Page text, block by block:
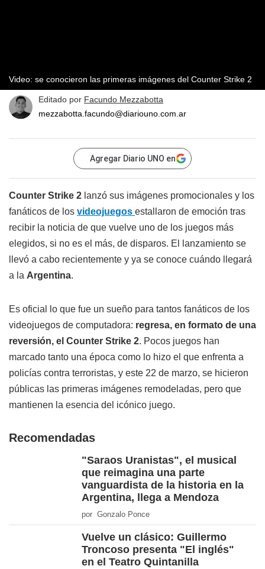
Video: se conocieron las primeras imágenes del Counter Strike 2
Editado por Facundo Mezzabotta
mezzabotta.facundo@diariouno.com.ar
Agregar Diario UNO en
Counter Strike 2 lanzó sus imágenes promocionales y los
fanáticos de los videojuegos estallaron de emoción tras
recibir la noticia de que vuelve uno de los juegos más
elegidos, si no es el más, de disparos. El lanzamiento se
llevó a cabo recientemente y ya se conoce cuándo llegará
a la Argentina.
Es oficial lo que fue un sueño para tantos fanáticos de los
videojuegos de computadora: regresa, en formato de una
reversión, el Counter Strike 2. Pocos juegos han
marcado tanto una época como lo hizo el que enfrenta a
policías contra terroristas, y este 22 de marzo, se hicieron
públicas las primeras imágenes remodeladas, pero que
mantienen la esencia del icónico juego.
Recomendadas
"Saraos Uranistas", el musical
que reimagina una parte
vanguardista de la historia en la
Argentina, llega a Mendoza
por Gonzalo Ponce
Vuelve un clásico: Guillermo
Troncoso presenta "El inglés"
en el Teatro Quintanilla